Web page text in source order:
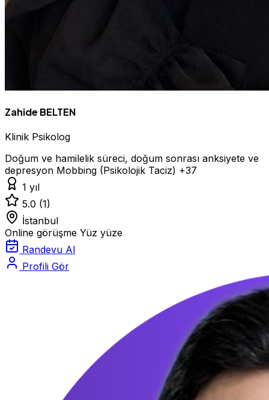
Zahide BELTEN
Klinik Psikolog
Doğum ve hamilelik süreci, doğum sonrası anksiyete ve
depresyon Mobbing (Psikolojik Taciz) +37
1 yıl
5.0 (1)
İstanbul
Online görüşme Yüz yüze
Randevu Al
Profili Gör